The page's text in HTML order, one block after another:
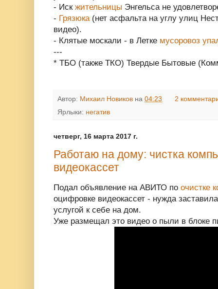
- Иск жительницы Энгельса не
- Грязюка(нет асфальта на углу улиц
видео).
- Клятые москали - в Летке мусоровоз
---
* ТБО (также ТКО) Твердые Бытовые
Автор: Михаил Новиков на 04:23
2
Ярлыки: негатив
четверг, 16 марта 2017 г.
Работаю на дому: чистка
видеокассет
Подал объявление на АВИТО по очистке
оцифровке видеокассет - нужда
услугой к себе на дом.
Уже размещал это видео о пыли в блоке